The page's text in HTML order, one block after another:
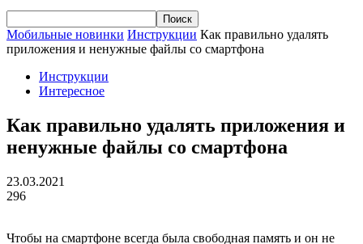
Мобильные новинки Инструкции Как правильно удалять
приложения и ненужные файлы со смартфона
Инструкции
Интересное
Как правильно удалять приложения и
ненужные файлы со смартфона
23.03.2021
296
Чтобы на смартфоне всегда была свободная память и он не